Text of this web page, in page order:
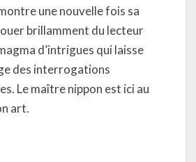
une nouvelle fois sa
brillamment du lecteur
d’intrigues qui laisse
des interrogations
Le maître nippon est ici au
art.